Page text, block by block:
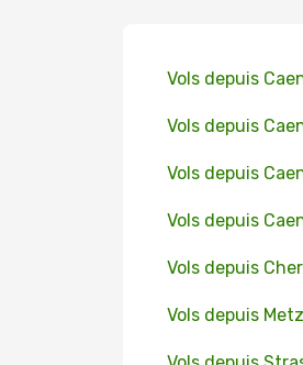
Vols depuis
Vols depuis
Vols depuis
Vols depuis
Vols depuis
Vols depuis